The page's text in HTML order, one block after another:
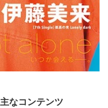
なコンテンツ